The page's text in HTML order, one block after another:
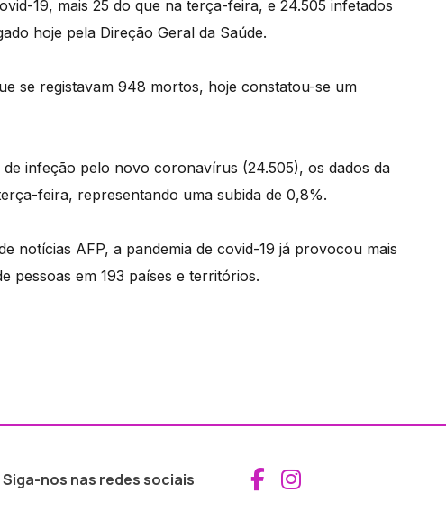
19, mais 25 do que na terça-feira, e 24.505 infetados
hoje pela Direção Geral da Saúde.
se registavam 948 mortos, hoje constatou-se um
infeção pelo novo coronavírus (24.505), os dados da
feira, representando uma subida de 0,8%.
notícias AFP, a pandemia de covid-19 já provocou mais
pessoas em 193 países e territórios.
Siga-nos nas redes sociais Aceder ao
Aceder ao